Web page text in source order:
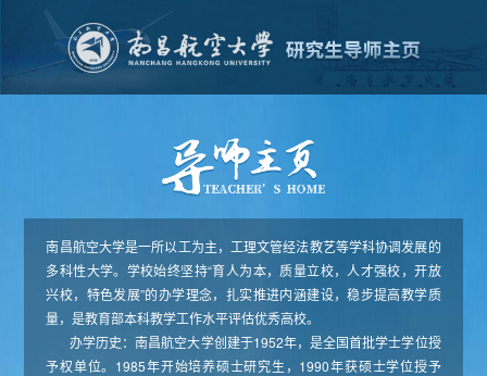
南昌航空大学是一所以工为主，工理文管经法教艺等学科协调发展的
多科性大学。学校始终坚持“育人为本，质量立校，人才强校，开放
兴校，特色发展”的办学理念，扎实推进内涵建设，稳步提高教学质
量，是教育部本科教学工作水平评估优秀高校。
办学历史：南昌航空大学创建于1952年，是全国首批学士学位授
予权单位。1985年开始培养硕士研究生，1990年获硕士学位授予